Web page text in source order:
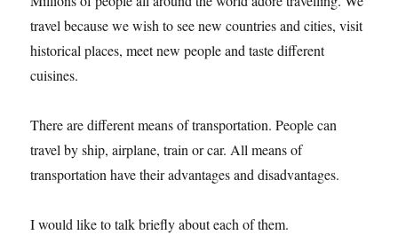
travel because we wish to see new countries and cities, visit
historical places, meet new people and taste different
cuisines.
There are different means of transportation. People can
travel by ship, airplane, train or car. All means of
transportation have their advantages and disadvantages.
I would like to talk briefly about each of them.